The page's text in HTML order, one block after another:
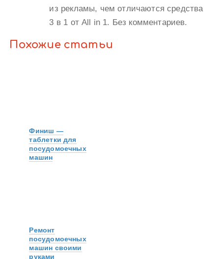
из рекламы, чем отличаются средства
3 в 1 от All in 1. Без комментариев.
Похожие статьи
Финиш —
таблетки для
посудомоечных
машин
Ремонт
посудомоечных
машин своими
руками